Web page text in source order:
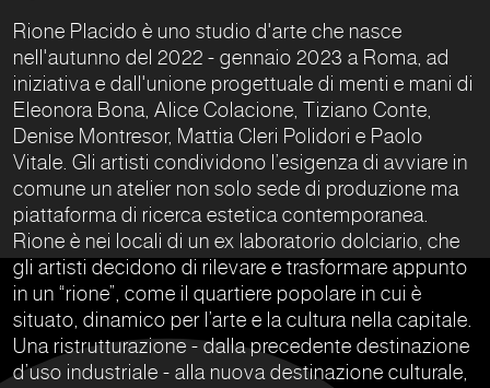
Rione Placido è uno studio d'arte che nasce
nell'autunno del 2022 - gennaio 2023 a Roma, ad
iniziativa e dall'unione progettuale di menti e mani di
Eleonora Bona, Alice Colacione, Tiziano Conte,
Denise Montresor, Mattia Cleri Polidori e Paolo
Vitale. Gli artisti condividono l’esigenza di avviare in
comune un atelier non solo sede di produzione ma
piattaforma di ricerca estetica contemporanea.
Rione è nei locali di un ex laboratorio dolciario, che
gli artisti decidono di rilevare e trasformare appunto
in un “rione”, come il quartiere popolare in cui è
situato, dinamico per l’arte e la cultura nella capitale.
Una ristrutturazione - dalla precedente destinazione
d’uso industriale - alla nuova destinazione culturale,